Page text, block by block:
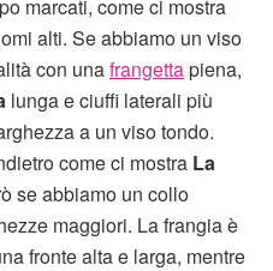
marcati, come ci mostra
alti. Se abbiamo un viso
con unafrangettapiena,
lunga e ciuffi laterali più
a un viso tondo.
come ci mostra La
se abbiamo un collo
maggiori. La frangia è
fronte alta e larga, mentre